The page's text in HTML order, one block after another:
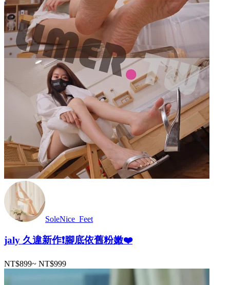
SoleNice_Feet
jaly 久違新作❗️腳底依舊粉嫩❤️
NT$899~ NT$999